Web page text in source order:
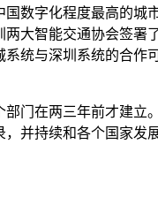
数字化程度最高的
大智能交通协会签署
统与深圳系统的合
门在两三年前才建立。
并持续和各个国家